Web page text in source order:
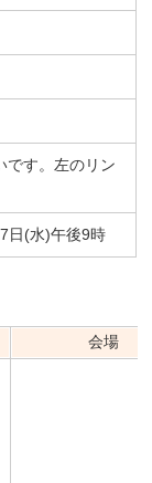
です。左のリン
日(水)午後9時
会場